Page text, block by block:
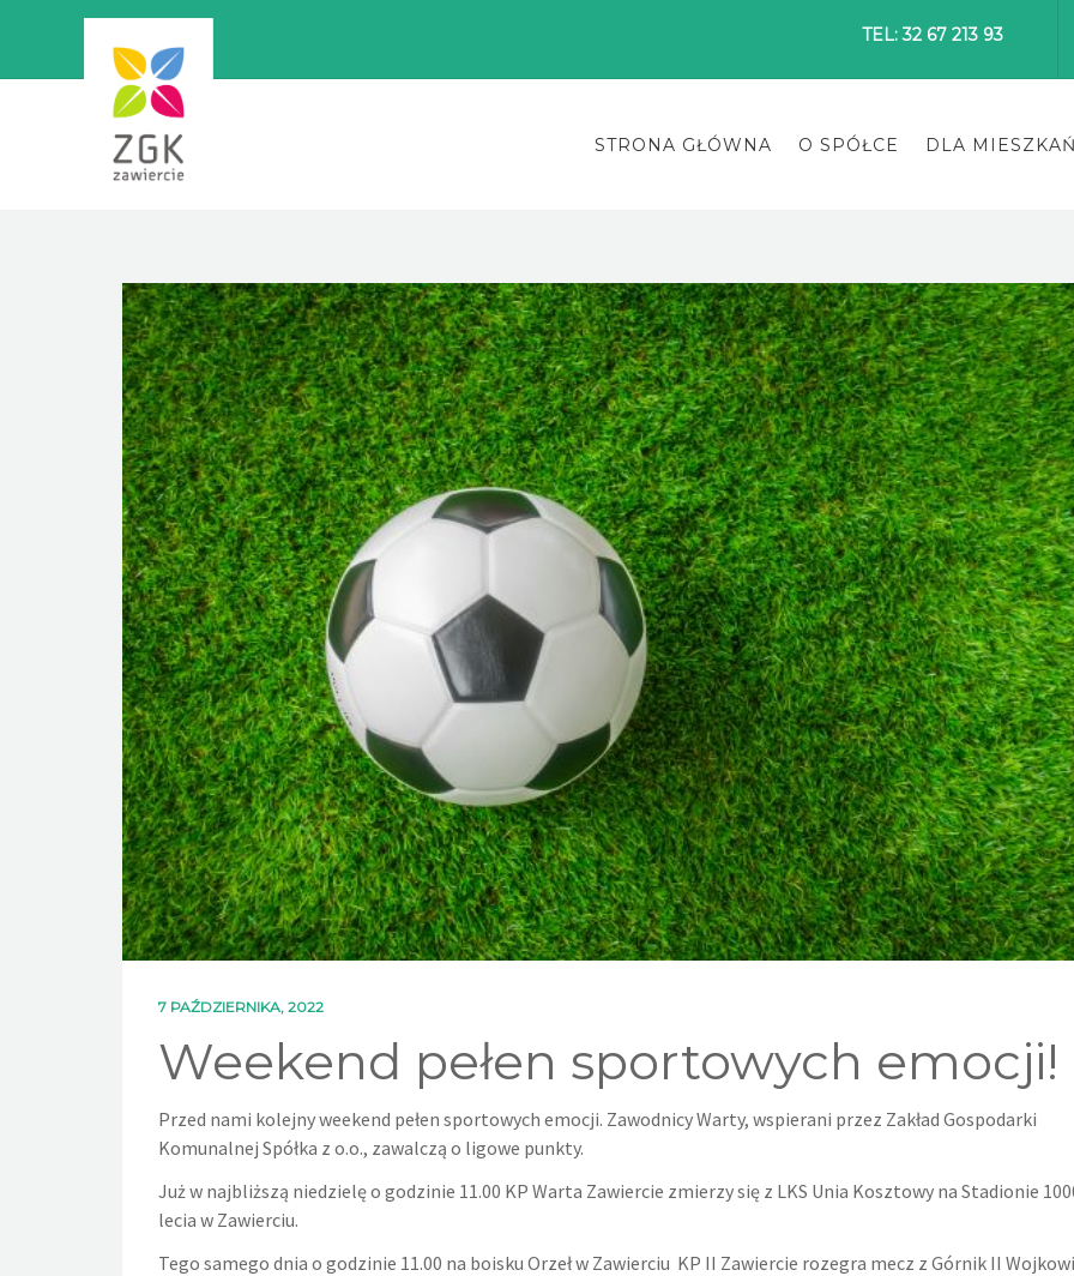
TEL: 32 67 213 93
STRONA GŁÓWNA O SPÓŁCE DLA
7 PAŹDZIERNIKA, 2022
Weekend pełen sportowych emocji!
Przed nami kolejny weekend pełen sportowych emocji. Zawodnicy Warty, wspierani przez Zakład Gospodarki
Komunalnej Spółka z o.o., zawalczą o ligowe punkty.
Już w najbliższą niedzielę o godzinie 11.00 KP Warta Zawiercie zmierzy się z LKS Unia Kosztowy na Stadionie
lecia w Zawierciu.
Tego samego dnia o godzinie 11.00 na boisku Orzeł w Zawierciu KP II Zawiercie rozegra mecz z Górnik II